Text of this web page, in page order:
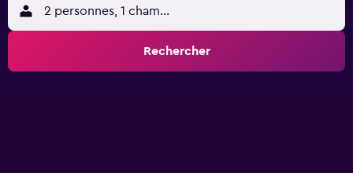
2 personnes, 1 chambre
Rechercher